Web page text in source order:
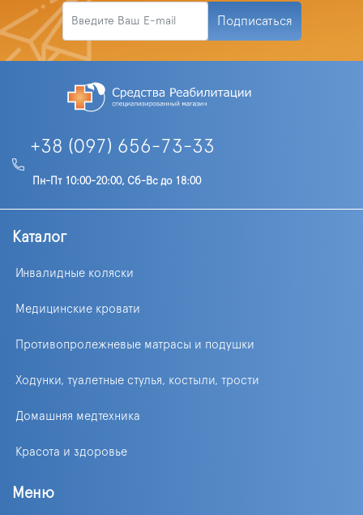
Подписаться
+38 (097) 656-73-33
Пн-Пт 10:00-20:00, Сб-Вс до 18:00
Каталог
Инвалидные коляски
Медицинские кровати
Противопролежневые матрасы и подушки
Ходунки, туалетные стулья, костыли, трости
Домашняя медтехника
Красота и здоровье
Меню